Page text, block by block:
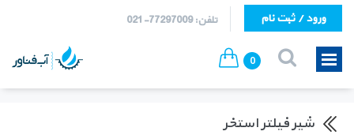
تلفن: 77297009-021 ورود / ثبت نام
0
شیر فیلتر استخر